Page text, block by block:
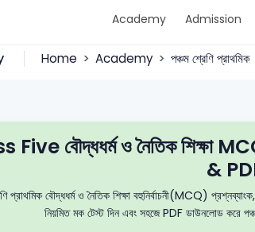
Academy Admission
Home Academy পঞ্চম শ্রেণি প্রাথমিক
Five বৌদ্ধধর্ম ও নৈতিক
&
প্রাথমিক বৌদ্ধধর্ম ও নৈতিক শিক্ষা বহুনির্বাচনী(MCQ)
নিয়মিত মক টেস্ট দিন এবং সহজে PDF ডাউনলোড করে